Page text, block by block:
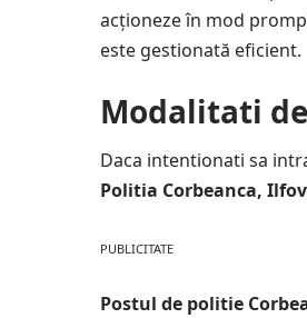
acționeze în mod
este gestionată eficient.
Modalitati
Daca intentionati sa
Politia Corbeanca,
PUBLICITATE
Postul de politie